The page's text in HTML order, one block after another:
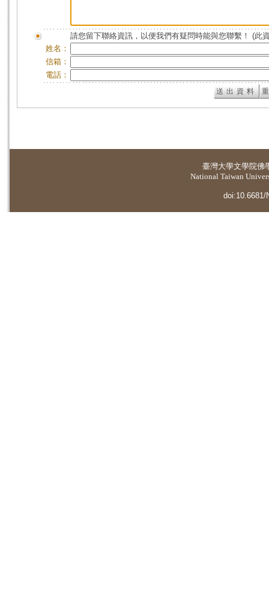
請您留下聯絡資訊，以便我們有疑問時能與您聯繫！ (此
姓名：
信箱：
電話：
臺灣大學文學院佛
National Taiwan
doi:10.6681/